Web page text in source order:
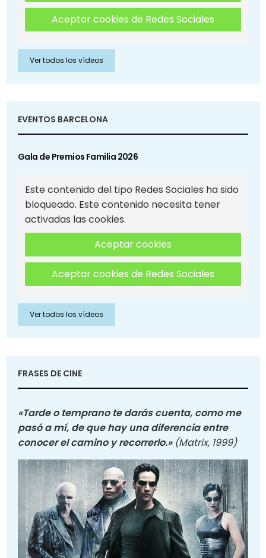
Aceptar cookies de Redes Sociales
Ver todos los vídeos
EVENTOS BARCELONA
Gala de Premios Familia 2026
Este contenido del tipo Redes Sociales ha sido
bloqueado. Este contenido necesita tener
activadas las cookies.
Aceptar cookies
Aceptar cookies de Redes Sociales
Ver todos los vídeos
FRASES DE CINE
«Tarde o temprano te darás cuenta, como me
pasó a mí, de que hay una diferencia entre
conocer el camino y recorrerlo.» (Matrix, 1999)